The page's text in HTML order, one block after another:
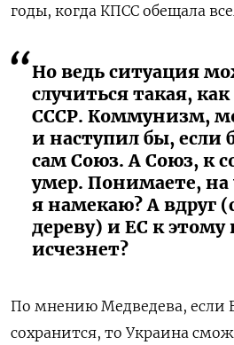
годы, когда КПСС обещала
Но ведь ситуация
случиться такая, как
СССР. Коммунизм,
и наступил бы, если
сам Союз. А Союз, к
умер. Понимаете, на
я намекаю? А вдруг
дереву) и ЕС к
исчезнет?
По мнению Медведева, если
сохранится, то Украина